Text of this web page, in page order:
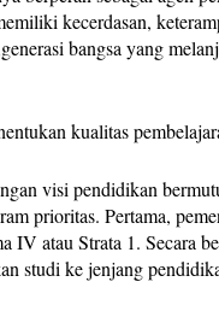
kecerdasan,
bangsa yang
kualitas
visi pendidikan
prioritas. Pertama,
IV atau Strata 1. Secara
studi ke jenjang